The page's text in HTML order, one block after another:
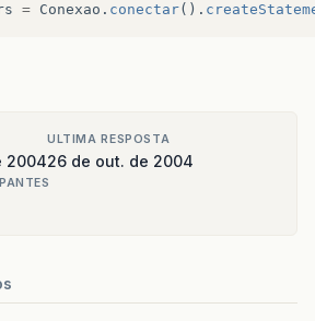
= Conexao . conectar().
2004
ULTIMA RESPOSTA
26 de out. de 2004